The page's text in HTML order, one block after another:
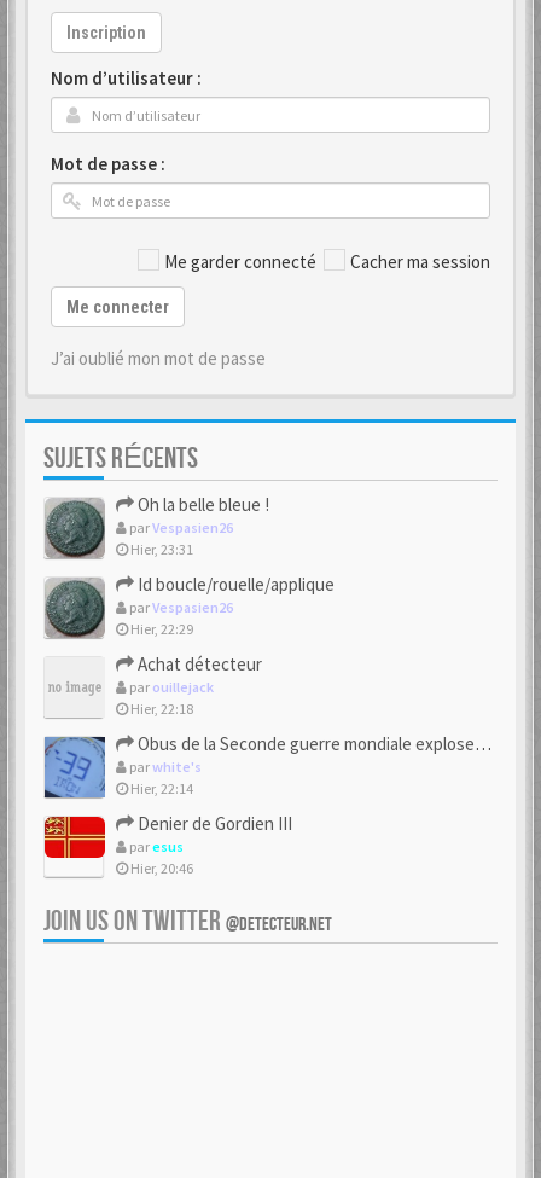
Inscription
Nom d’utilisateur :
Mot de passe :
Me garder connecté Cacher ma session
Me connecter
J’ai oublié mon mot de passe
SUJETS RÉCENTS
Oh la belle bleue !
parVespasien26
Hier, 23:31
Id boucle/rouelle/applique
parVespasien26
Hier, 22:29
Achat détecteur
par ouillejack
Hier, 22:18
Obus de la Seconde guerre mondiale explosent dans des champs.
parwhite's
Hier, 22:14
Denier de Gordien III
paresus
Hier, 20:46
JOIN US ON TWITTER @DETECTEUR.NET